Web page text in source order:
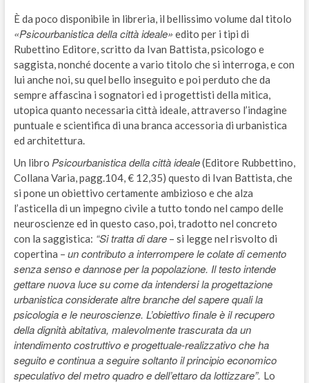
È da poco disponibile in libreria, il bellissimo volume dal titolo
«Psicourbanistica della città ideale» edito per i tipi di
Rubettino Editore, scritto da Ivan Battista, psicologo e
saggista, nonché docente a vario titolo che si interroga, e con
lui anche noi, su quel bello inseguito e poi perduto che da
sempre affascina i sognatori ed i progettisti della mitica,
utopica quanto necessaria città ideale, attraverso l’indagine
puntuale e scientifica di una branca accessoria di urbanistica
ed architettura.
Un libro Psicourbanistica della città ideale(Editore Rubbettino,
Collana Varia, pagg.104, € 12,35) questo di Ivan Battista, che
si pone un obiettivo certamente ambizioso e che alza
l’asticella di un impegno civile a tutto tondo nel campo delle
neuroscienze ed in questo caso, poi, tradotto nel concreto
con la saggistica: “Si tratta di dare– si legge nel risvolto di
copertina – un contributo a interrompere le colate di cemento
senza senso e dannose per la popolazione. Il testo intende
gettare nuova luce su come da intendersi la progettazione
urbanistica considerate altre branche del sapere quali la
psicologia e le neuroscienze. L’obiettivo finale è il recupero
della dignità abitativa, malevolmente trascurata da un
intendimento costruttivo e progettuale-realizzativo che ha
seguito e continua a seguire soltanto il principio economico
speculativo del metro quadro e dell’ettaro da lottizzare”. Lo